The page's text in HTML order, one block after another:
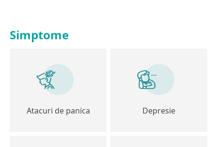
Simptome
Atacuri de panica Depresie